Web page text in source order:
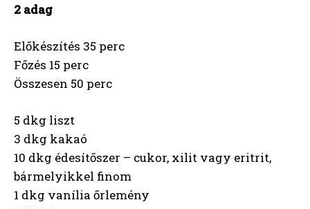
2 adag
Előkészítés 35 perc
Főzés 15 perc
Összesen 50 perc
5 dkg liszt
3 dkg kakaó
10 dkg édesítőszer – cukor, xilit vagy eritrit,
bármelyikkel finom
1 dkg vanília őrlemény